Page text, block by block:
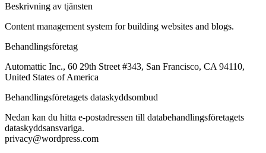
Beskrivning av tjänsten
Content management system for building websites and blogs.
Behandlingsföretag
Automattic Inc., 60 29th Street #343, San Francisco, CA 94110,
United States of America
Behandlingsföretagets dataskyddsombud
Nedan kan du hitta e-postadressen till databehandlingsföretagets
dataskyddsansvariga.
privacy@wordpress.com